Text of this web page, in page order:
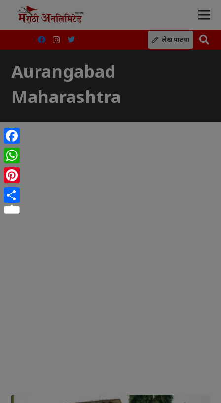
लेख पाठवा
Aurangabad
Maharashtra
Facebook
WhatsApp
Pinterest
Share